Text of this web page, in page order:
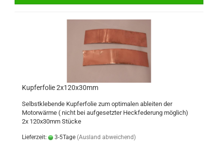
Kupferfolie 2x120x30mm
Selbstklebende Kupferfolie zum optimalen ableiten der
Motorwärme ( nicht bei aufgesetzter Heckfederung möglich)
2x 120x30mm Stücke
Lieferzeit: 3-5Tage (Ausland abweichend)